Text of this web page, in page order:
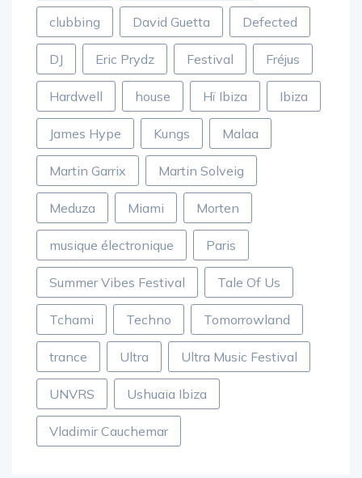
clubbing David Guetta Defected
DJ Eric Prydz Festival Fréjus
Hardwell house Hï Ibiza Ibiza
James Hype Kungs Malaa
Martin Garrix Martin Solveig
Meduza Miami Morten
musique électronique Paris
Summer Vibes Festival Tale Of Us
Tchami Techno Tomorrowland
trance Ultra Ultra Music Festival
UNVRS Ushuaia Ibiza
Vladimir Cauchemar